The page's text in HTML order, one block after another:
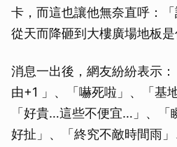
卡，而這也讓他無奈直呼：
從天而降砸到大樓廣場地板是
消息一出後，網友紛紛表示
由+1 」、「嚇死啦」、「基
「好貴…這些不便宜…」、「
好扯」、「終究不敵時間雨